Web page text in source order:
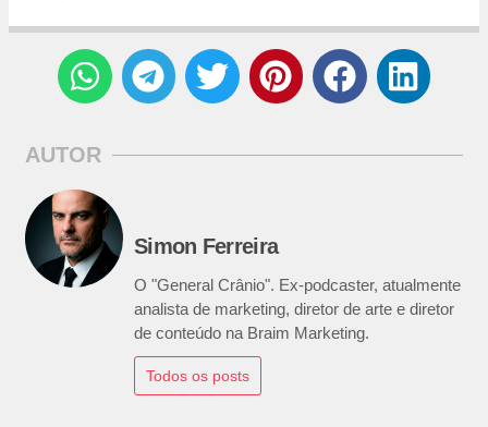
AUTOR
Simon Ferreira
O "General Crânio". Ex-podcaster, atualmente
analista de marketing, diretor de arte e diretor
de conteúdo na Braim Marketing.
Todos os posts